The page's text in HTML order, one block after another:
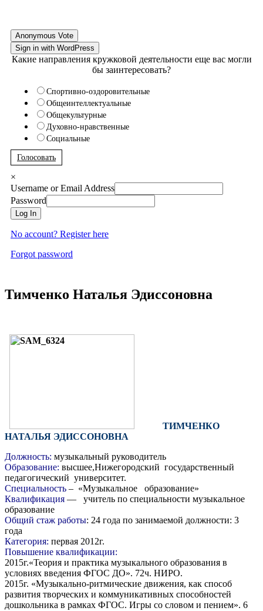
Anonymous Vote
Sign in with WordPress
Какие направления кружковой деятельности еще вас могли
бы заинтересовать?
Спортивно-оздоровительные
Общеинтеллектуальные
Общекультурные
Духовно-нравственные
Социальные
Голосовать
×
Username or Email Address
Password
Log In
No account? Register here
Forgot password
Тимченко Наталья Эдиссоновна
ТИМЧЕНКО
НАТАЛЬЯ ЭДИССОНОВНА
Должность: музыкальный руководитель
Образование: высшее,Нижегородский государственный
педагогический университет.
Специальность – «Музыкальное образование»
Квалификация — учитель по специальности музыкальное
образование
Общий стаж работы: 24 года по занимаемой должности: 3
года
Категория: первая 2012г.
Повышение квалификации:
2015г.«Теория и практика музыкального образования в
условиях введения ФГОС ДО». 72ч. НИРО.
2015г. «Музыкально-ритмические движения, как способ
развития творческих и коммуникативных способностей
дошкольника в рамках ФГОС. Игры со словом и пением». 6